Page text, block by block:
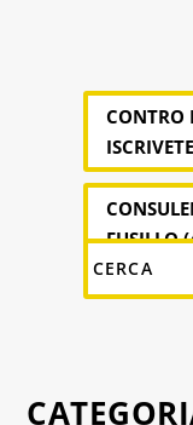
CONTRO
FUSILLO